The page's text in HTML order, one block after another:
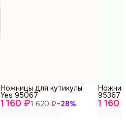
1 160 ₽1 620 ₽−28%
Ножницы для кутикулы
Yes 95067
1 160
95367